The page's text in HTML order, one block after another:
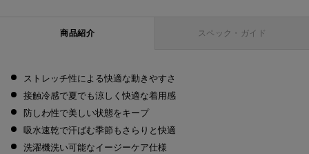
商品紹介 スペック・ガイド
ストレッチ性による快適な動きやすさ
接触冷感で夏でも涼しく快適な着用感
防しわ性で美しい状態をキープ
吸水速乾で汗ばむ季節もさらりと快適
洗濯機洗い可能なイージーケア仕様